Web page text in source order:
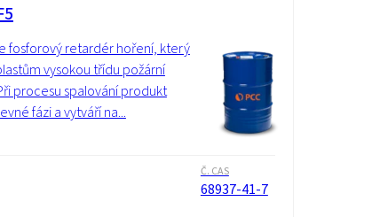
fosforový retardér hoření, který
vysokou třídu požární
procesu spalování produkt
fázi a vytváří na...
Č. CAS
68937-41-7